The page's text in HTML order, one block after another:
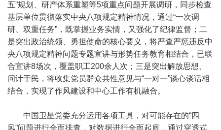
五”规划、研产体系重塑等5项重点问题开展调研，同步检查
基层单位贯彻落实中央八项规定精神情况，通过“一次调
研、双重任务”，既掌握业务实情，又强化了纪律监督；二
是突出政治统领、勇担使命的核心要义，将严查严惩违反中
央八项规定精神问题专题宣讲与形势任务教育相结合，已联
合宣讲8场次，覆盖职工200余人次；三是突出解放思想、
问计于民，将收集党员群众共性意见与“一对一”谈心谈话相
结合，实现了作风建设和中心工作有机融合。
中国卫星党委充分运用各项工具，对可能存在的“四
风”问题进行全面排查，对数据进行全面起底，通过穿透式